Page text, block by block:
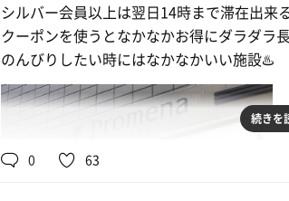
シルバー会員以上は翌日14時まで滞在出来
クーポンを使うとなかなかお得にダラダラ
のんびりしたい時にはなかなかいい施設♨️
続きを
0 63